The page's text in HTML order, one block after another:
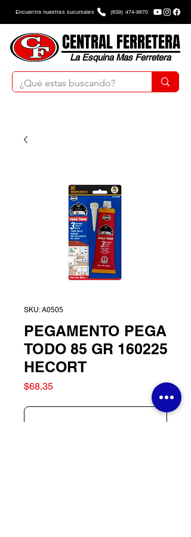
Encuentra nuestras sucursales (639) 474-9670
La Esquina Mas Ferretera
CENTRAL FERRETERA
SKU: A0505
PEGAMENTO PEGA
TODO 85 GR 160225
HECORT
$68.35Precio